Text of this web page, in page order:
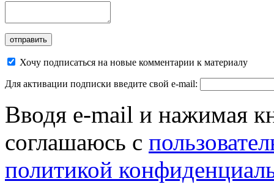
Хочу подписаться на новые комментарии к материалу
Для активации подписки введите свой e-mail:
Вводя e-mail и нажимая
соглашаюсь с
политикой